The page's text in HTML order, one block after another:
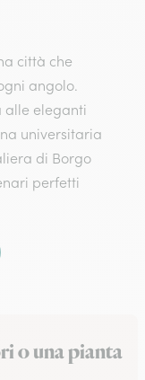
città che
angolo.
alle eleganti
universitaria
di Borgo
perfetti
o una pianta